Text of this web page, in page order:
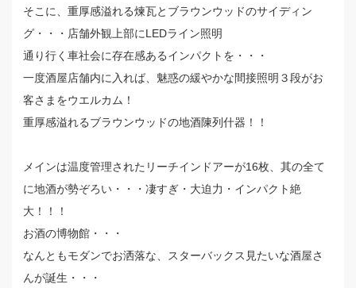
そこに、重厚感溢れる煉瓦とブラウンウッドのサイディン
グ・・・店舗外観上部にLEDライン照明
通り行く車社会に存在感あるインパクトを・・・
一度酒屋店舗内に入れば、魅惑の緩やかな間接照明３段がお
客さまをウエルカム！
重厚感溢れるブラウンウッドの地酒陳列什器！！
メインは温度管理されたリーチインドアーが16枚、其の全て
に地酒が勢ぞろい・・・凄すぎ・大迫力・インパクト絶
大！！！
お酒の博物館・・・
なんともモダンでお洒落な、スターバックス見たいな酒屋さ
んが誕生・・・